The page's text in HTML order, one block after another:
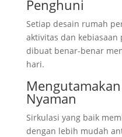
Penghuni
Setiap desain rumah
aktivitas dan
dibuat benar-benar
hari.
Nyaman
Sirkulasi yang baik
dengan lebih mudah